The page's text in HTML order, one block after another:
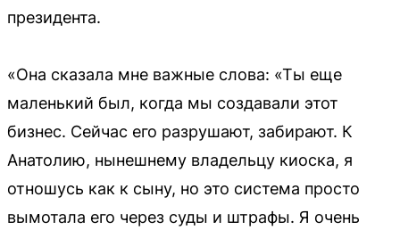
президента.
«Она сказала мне важные слова: «Ты еще
маленький был, когда мы создавали этот
бизнес. Сейчас его разрушают, забирают. К
Анатолию, нынешнему владельцу киоска, я
отношусь как к сыну, но это система просто
вымотала его через суды и штрафы. Я очень